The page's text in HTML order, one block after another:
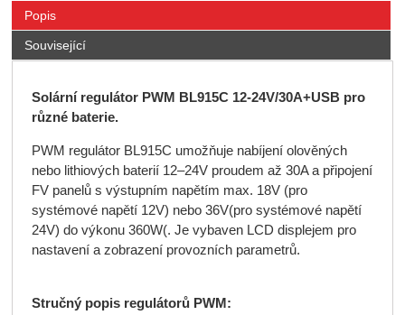
Popis
Související
Solární regulátor PWM BL915C 12-24V/30A+USB pro
různé baterie.
PWM regulátor BL915C umožňuje nabíjení olověných
nebo lithiových baterií 12–24V proudem až 30A a připojení
FV panelů s výstupním napětím max. 18V (pro
systémové napětí 12V) nebo 36V(pro systémové napětí
24V) do výkonu 360W(. Je vybaven LCD displejem pro
nastavení a zobrazení provozních parametrů.
Stručný popis regulátorů PWM: